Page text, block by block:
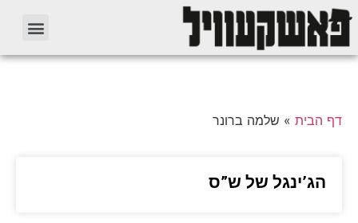
דף הבית » שלמה ברונר
הג’ינגל של ש”ס